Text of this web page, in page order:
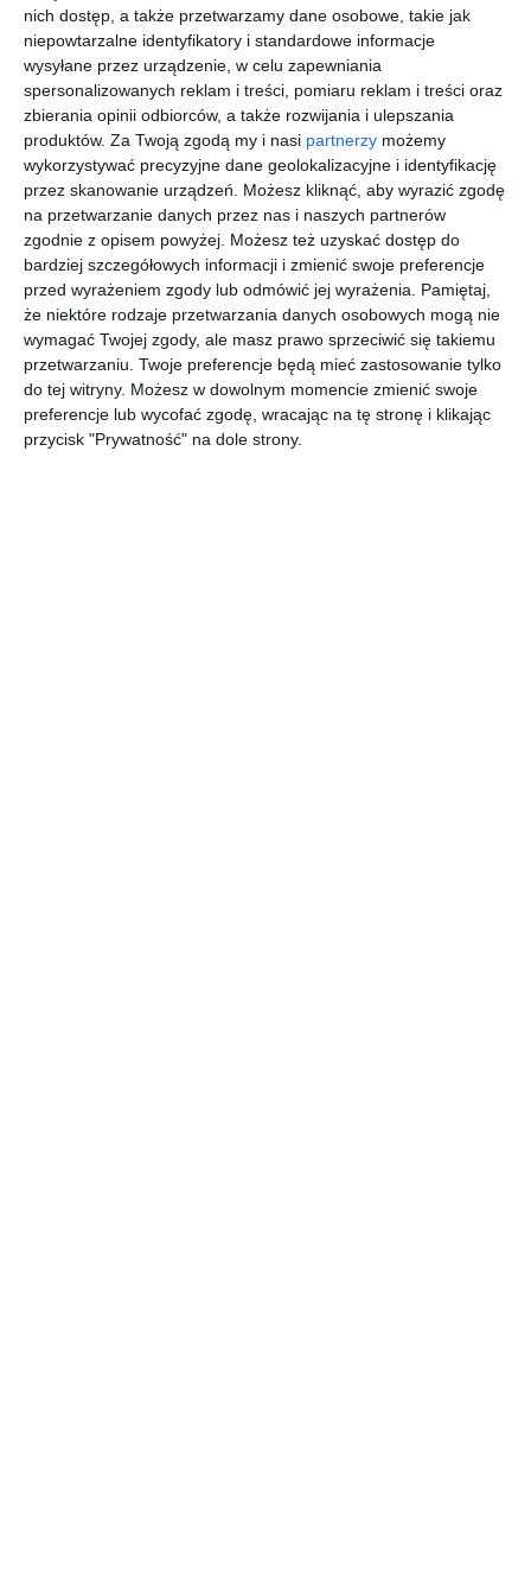
nich dostęp, a także przetwarzamy dane osobowe, takie jak
niepowtarzalne identyfikatory i standardowe informacje
wysyłane przez urządzenie, w celu zapewniania
spersonalizowanych reklam i treści, pomiaru reklam i treści oraz
zbierania opinii odbiorców, a także rozwijania i ulepszania
produktów. Za Twoją zgodą my i nasi partnerzy możemy
wykorzystywać precyzyjne dane geolokalizacyjne i identyfikację
przez skanowanie urządzeń. Możesz kliknąć, aby wyrazić zgodę
na przetwarzanie danych przez nas i naszych partnerów
zgodnie z opisem powyżej. Możesz też uzyskać dostęp do
bardziej szczegółowych informacji i zmienić swoje preferencje
przed wyrażeniem zgody lub odmówić jej wyrażenia.
Pamiętaj,
że niektóre rodzaje przetwarzania danych osobowych mogą nie
wymagać Twojej zgody, ale masz prawo sprzeciwić się takiemu
przetwarzaniu. Twoje preferencje będą mieć zastosowanie tylko
do tej witryny. Możesz w dowolnym momencie zmienić swoje
preferencje lub wycofać zgodę, wracając na tę stronę i klikając
przycisk "Prywatność" na dole strony.
Każdy uczestnik powinien pokonać dowolny dystans przez
minimum 30 minut. Forma aktywności jest dowolna. Można
wybrać m.in. bieg, spacer, nordic walking, jazdę na rowerze,
rolkach, hulajnodze czy deskorolce. Dopuszczalne są wszystkie
aktywności napędzane siłą mięśni.
Znajdź swoje wakacje
First
Minute
Egipt
Dive Inn
Resort
First
Minute
Turcja
Eftalia
Aqua
First
Minute
Kenia
Leisure
Lodge
Beach &
Gambia
Sun
Beach